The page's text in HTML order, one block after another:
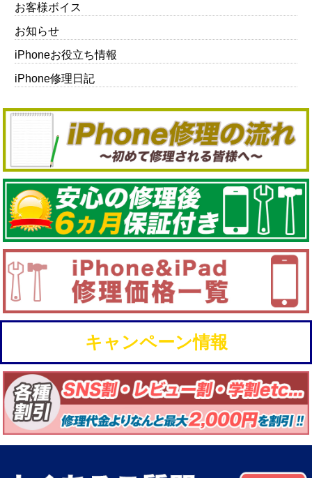
お客様ボイス
お知らせ
iPhoneお役立ち情報
iPhone修理日記
キャンペーン情報